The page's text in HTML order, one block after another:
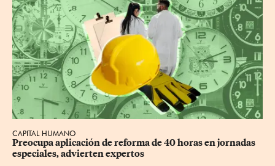
CAPITAL HUMANO
Preocupa aplicación de reforma de 40 horas en jornadas
especiales, advierten expertos